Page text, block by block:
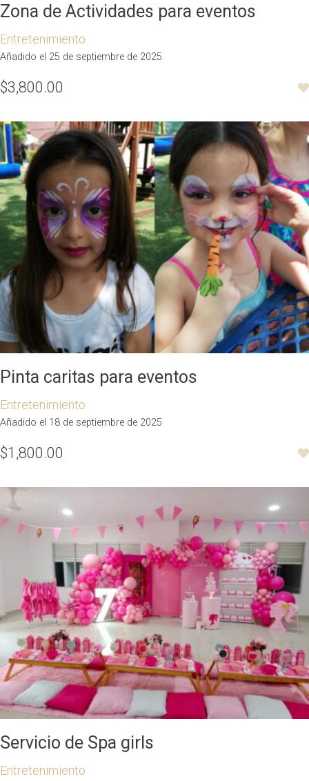
Zona de Actividades para eventos
Entretenimiento
Añadido el 25 de septiembre de 2025
$3,800.00
Pinta caritas para eventos
Entretenimiento
Añadido el 18 de septiembre de 2025
$1,800.00
Servicio de Spa girls
Entretenimiento